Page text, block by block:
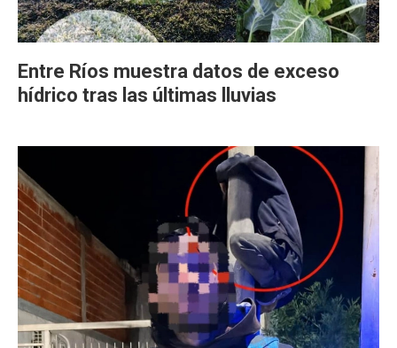
Entre Ríos muestra datos de exceso
hídrico tras las últimas lluvias